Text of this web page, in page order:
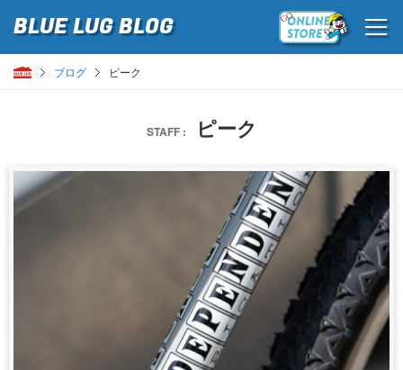
BLUE LUGBLOG
ブログ ピーク
STAFF : ピーク